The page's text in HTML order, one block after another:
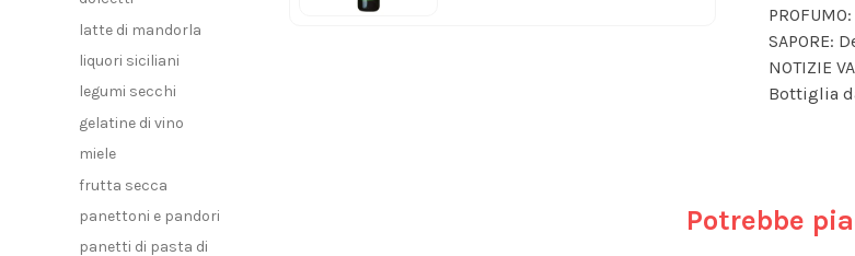
latte di mandorla
liquori siciliani
legumi secchi
gelatine di vino
miele
frutta secca
panettoni e pandori
panetti di pasta di
SAPORE:
NOTIZIE
Bottiglia
Potrebbe